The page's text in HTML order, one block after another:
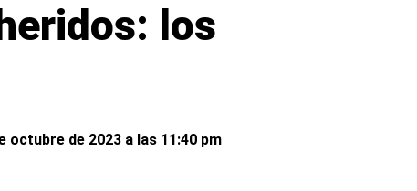
los
octubre de 2023 a las 11:40 pm